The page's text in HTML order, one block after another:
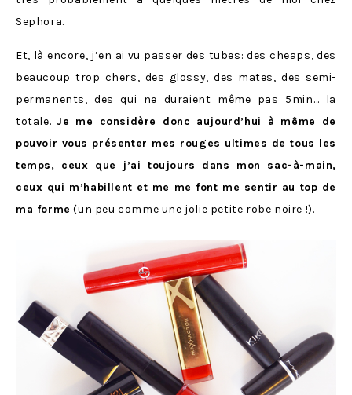
Sephora.
Et, là encore, j’en ai vu passer des tubes: des cheaps, des
beaucoup trop chers, des glossy, des mates, des semi-
permanents, des qui ne duraient même pas 5min… la
totale. Je me considère donc aujourd’hui à même de
pouvoir vous présenter mes rouges ultimes de tous les
temps, ceux que j’ai toujours dans mon sac-à-main,
ceux qui m’habillent et me me font me sentir au top de
ma forme (un peu comme une jolie petite robe noire !).